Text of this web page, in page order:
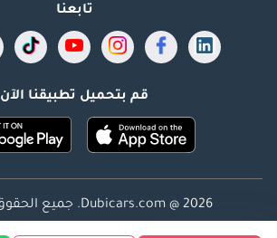
تابعنا
قم بتحميل تطبيقنا الآن
Dubicars.com @ 2026. جميع الحقوق محفوظة.